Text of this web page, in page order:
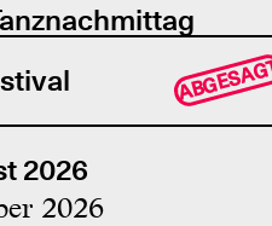
2026
2026